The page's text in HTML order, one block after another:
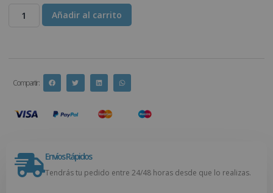
Añadir al carrito
Compartir :
Envíos Rápidos
Tendrás tu pedido entre 24/48 horas desde que lo realizas.